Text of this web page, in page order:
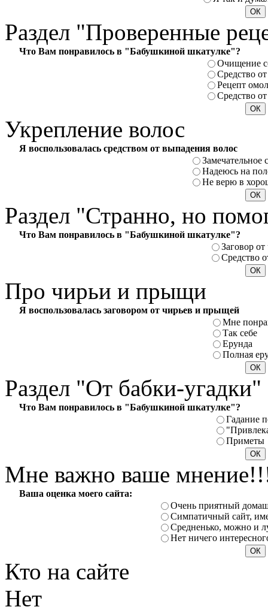
Раздел "Проверенные
Что Вам понравилось в "Бабушкиной шкатулке"?
Очищение
Средство
Рецепт
Средство
Укрепление волос
Я воспользовалась средством от выпадения волос
Замечательное
Надеюсь на
Не верю в
Раздел "Странно, но
Что Вам понравилось в "Бабушкиной шкатулке"?
Заговор
Средство
Про чирьи и прыщи
Я воспользовалась заговором от чирьев и прыщей
Мне
Так себе
Ерунда
Полная
Раздел "От бабки-угадки"
Что Вам понравилось в "Бабушкиной шкатулке"?
Гадание
Приметы
Мне важно ваше
Ваша оценка моего сайта:
Очень приятный
Симпатичный сайт,
Средненько, можно и
Нет ничего
Кто на сайте
Нет